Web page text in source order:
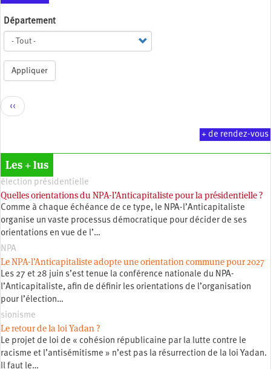
Département
Appliquer
Pagination
Page
précédente
‹‹
+ de rendez-vous
Les + lus
élection présidentielle
Quelles orientations du NPA-l’Anticapitaliste pour la présidentielle ?
Comme à chaque échéance de ce type, le NPA-l’Anticapitaliste
organise un vaste processus démocratique pour décider de ses
orientations en vue de l’…
NPA
Le NPA-l’Anticapitaliste adopte une orientation commune pour 2027
Les 27 et 28 juin s’est tenue la conférence nationale du NPA-
l’Anticapitaliste, afin de définir les orientations de l’organisation
pour l’élection…
sionisme
Le retour de la loi Yadan ?
Le projet de loi de « cohésion républicaine par la lutte contre le
racisme et l’antisémitisme » n’est pas la résurrection de la loi Yadan.
Il faut le…